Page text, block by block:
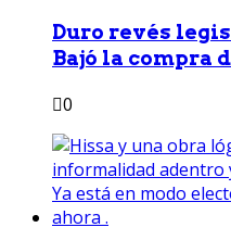
Duro revés
Bajó la compra
0